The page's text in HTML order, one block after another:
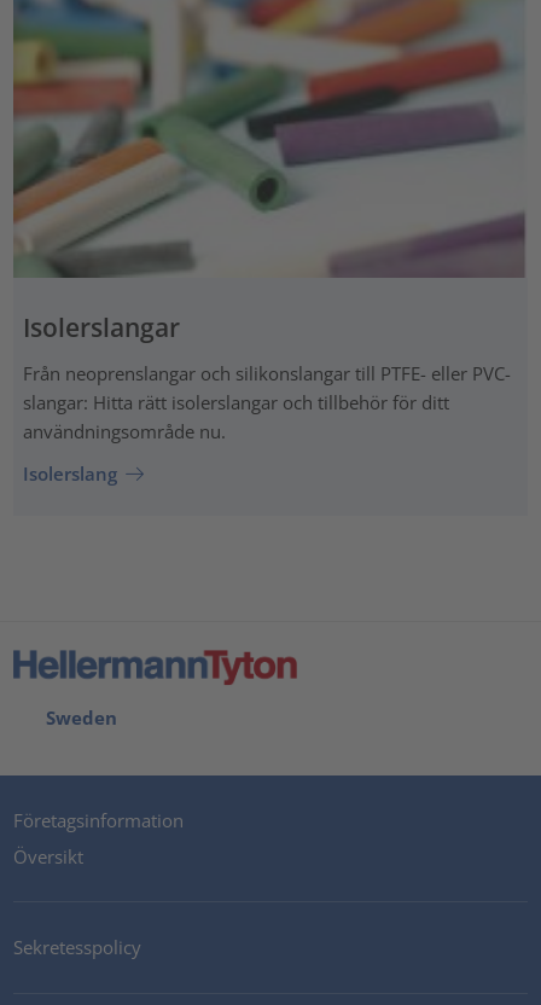
Isolerslangar
Från neoprenslangar och silikonslangar till PTFE- eller PVC-
slangar: Hitta rätt isolerslangar och tillbehör för ditt
användningsområde nu.
Isolerslang
Sweden
Företagsinformation
Översikt
Sekretesspolicy